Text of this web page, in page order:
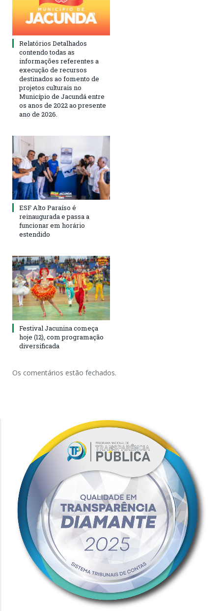
Relatórios Detalhados
contendo todas as
informações referentes a
execução de recursos
destinados ao fomento de
projetos culturais no
Município de Jacundá entre
os anos de 2022 ao presente
ano de 2026.
ESF Alto Paraíso é
reinaugurada e passa a
funcionar em horário
estendido
Festival Jacunina começa
hoje (12), com programação
diversificada
Os comentários estão fechados.